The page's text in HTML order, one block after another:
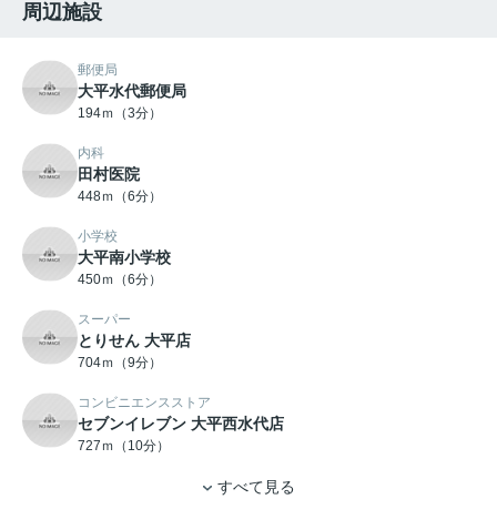
周辺施設
郵便局
大平水代郵便局
194ｍ（3分）
内科
田村医院
448ｍ（6分）
小学校
大平南小学校
450ｍ（6分）
スーパー
とりせん 大平店
704ｍ（9分）
コンビニエンスストア
セブンイレブン 大平西水代店
727ｍ（10分）
すべて見る